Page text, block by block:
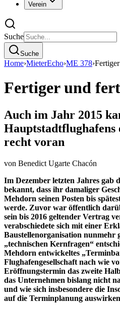
Verein
Suche
Suche
Home›MieterEcho›ME 378›
Fertiger und
Auch im Jahr 2015
Hauptstadtflughafens
recht voran
von Benedict Ugarte Chacón
Im Dezember letzten Jahres gab
bekannt, dass ihr damaliger
Mehdorn seinen Posten bis
werde. Zuvor war öffentlich
sein bis 2016 geltender Vertrag
verabschiedete sich mit einer
Baustellenorganisation nunmehr
„technischen Kernfragen“
Mehdorn entwickeltes
Flughafengesellschaft nach wie
Eröffnungstermin das zweite
das Unternehmen bislang nicht
und wie sich insbesondere die
auf die Terminplanung